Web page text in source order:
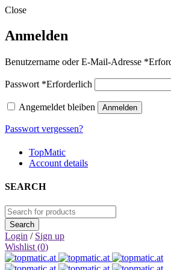
Close
Anmelden
Benutzername oder E-Mail-Adresse *
Passwort *Erforderlich
Angemeldet bleiben Anmelden
Passwort vergessen?
TopMatic
Account details
SEARCH
Login / Sign up
Wishlist (0)